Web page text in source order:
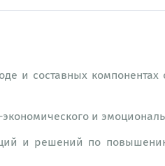
и составных
и
и решений по